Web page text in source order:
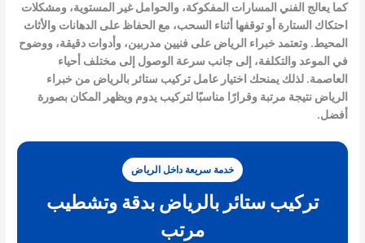
كما يعالج الفني المسارات المفكوكة، والحوامل غير المستوية، ومشكلات
احتكاك الستارة أو توقفها أثناء السحب، مع الحفاظ على الدهانات والأثاث
المحيط. وتعتمد خبراء الرياض على فنيين مدربين، وأدوات دقيقة، ووضوح
في الموعد والتكلفة، إلى جانب سرعة الوصول إلى مختلف أحياء
العاصمة. لذلك يمنحك اختيار عامل تركيب ستائر بالرياض من خبراء
الرياض نتيجة مرتبة وقرارًا مناسبًا لتركيب يدوم ويظهر المكان بصورة
أفضل.
خدمة سريعة داخل الرياض
تركيب ستائر بالرياض بدقة وتشطيب
مرتب